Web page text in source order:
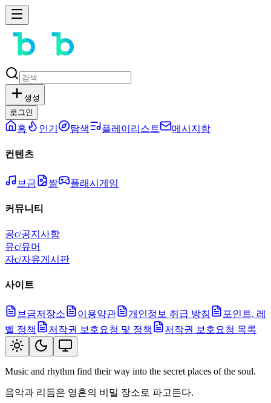
생성
로그인
홈 인기 탐색 플레이리스트 메시지함
컨텐츠
브금 짤 플래시게임
커뮤니티
공c/공지사항
유c/유머
자c/자유게시판
사이트
브금저장소 이용약관 개인정보 취급 방침
포인트, 레
벨 정책
저작권 보호요청 및 정책 저작권 보호요청 목록
Music and rhythm find their way into the secret places of the soul.
음악과 리듬은 영혼의 비밀 장소로 파고든다.